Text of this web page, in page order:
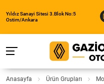
Yıldız Sanayi Sitesi 3.Blok No:5
Ostim/Ankara
Anasayfa Ürün Grupları